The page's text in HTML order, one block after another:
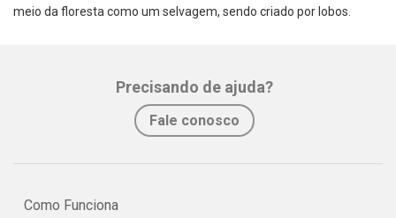
meio da floresta como um selvagem, sendo criado por lobos.
Precisando de ajuda?
Fale conosco
Como Funciona